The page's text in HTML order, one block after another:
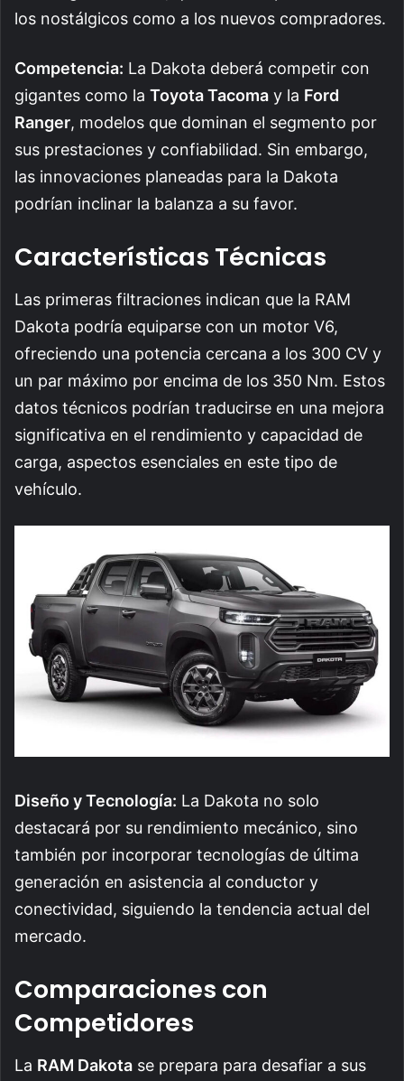
los nostálgicos como a los nuevos compradores.
Competencia: La Dakota deberá competir con
gigantes como la Toyota Tacoma y la Ford
Ranger, modelos que dominan el segmento por
sus prestaciones y confiabilidad. Sin embargo,
las innovaciones planeadas para la Dakota
podrían inclinar la balanza a su favor.
Características Técnicas
Las primeras filtraciones indican que la RAM
Dakota podría equiparse con un motor V6,
ofreciendo una potencia cercana a los 300 CV y
un par máximo por encima de los 350 Nm. Estos
datos técnicos podrían traducirse en una mejora
significativa en el rendimiento y capacidad de
carga, aspectos esenciales en este tipo de
vehículo.
Diseño y Tecnología: La Dakota no solo
destacará por su rendimiento mecánico, sino
también por incorporar tecnologías de última
generación en asistencia al conductor y
conectividad, siguiendo la tendencia actual del
mercado.
Comparaciones con
Competidores
La RAM Dakota se prepara para desafiar a sus